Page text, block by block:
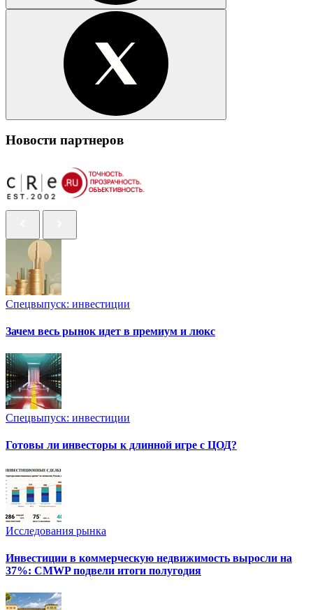
Новости партнеров
Спецвыпуск: инвестиции
Зачем весь рынок идет в премиум и люкс
Спецвыпуск: инвестиции
Готовы ли инвесторы к длинной игре с ЦОД?
Исследования рынка
Инвестиции в коммерческую недвижимость выросли на
37%: CMWP подвели итоги полугодия